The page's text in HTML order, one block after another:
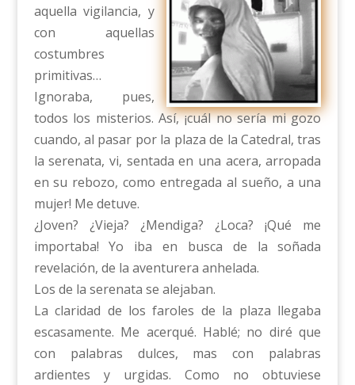
aquella vigilancia, y
con aquellas
costumbres
primitivas…
Ignoraba, pues,
todos los misterios. Así, ¡cuál no sería mi gozo
cuando, al pasar por la plaza de la Catedral, tras
la serenata, vi, sentada en una acera, arropada
en su rebozo, como entregada al sueño, a una
mujer! Me detuve.
¿Joven? ¿Vieja? ¿Mendiga? ¿Loca? ¡Qué me
importaba! Yo iba en busca de la soñada
revelación, de la aventurera anhelada.
Los de la serenata se alejaban.
La claridad de los faroles de la plaza llegaba
escasamente. Me acerqué. Hablé; no diré que
con palabras dulces, mas con palabras
ardientes y urgidas. Como no obtuviese